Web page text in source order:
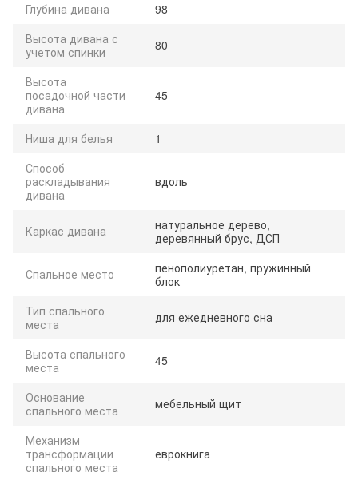
Глубина дивана
98
Высота дивана с
учетом спинки
80
Высота
посадочной части
дивана
45
Ниша для белья
1
Способ
раскладывания
дивана
вдоль
Каркас дивана
натуральное дерево,
деревянный брус, ДСП
Спальное место
пенополиуретан, пружинный
блок
Тип спального
места
для ежедневного сна
Высота спального
места
45
Основание
спального места
мебельный щит
Механизм
трансформации
спального места
еврокнига